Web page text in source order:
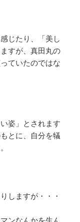
じたり、「美し
すが、真田丸の
ていたのではな
姿」とされます
とに、自分を犠
しますが・・・